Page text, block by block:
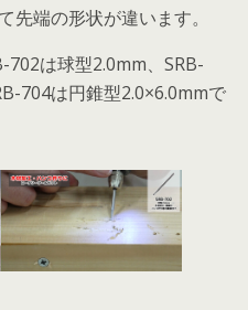
先端の形状が違います。
702は球型2.0mm、SRB-
704は円錐型2.0×6.0mmで